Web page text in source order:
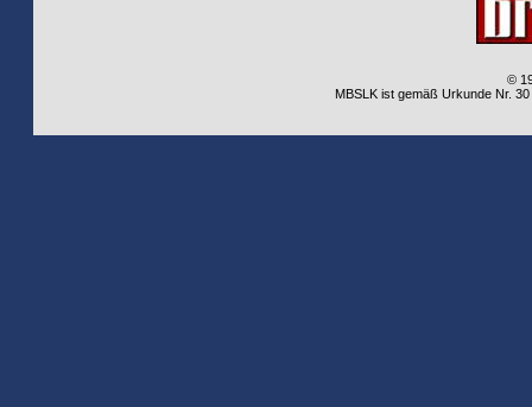
©
MBSLK ist gemäß Urkunde Nr.